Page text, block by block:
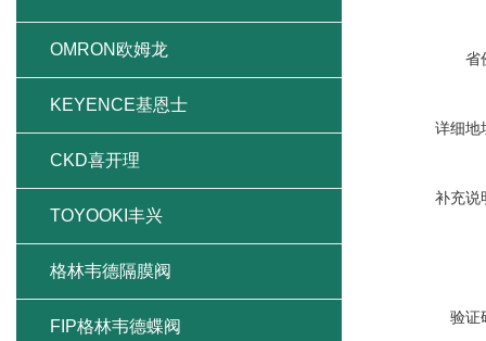
省
详细地
补充说
验证
OMRON欧姆龙
KEYENCE基恩士
CKD喜开理
TOYOOKI丰兴
格林韦德隔膜阀
FIP格林韦德蝶阀